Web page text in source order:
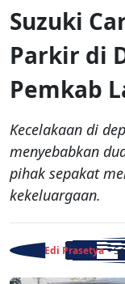
Suzuki
Parkir di
Pemkab
Kecelakaan di
menyebabkan
pihak sepakat
kekeluargaan.
Edi Prasetya -